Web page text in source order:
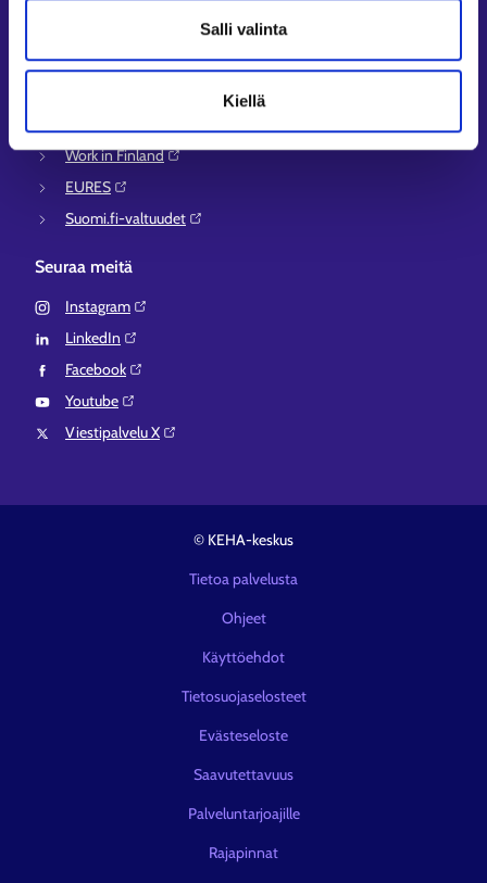
Salli valinta
Kiellä
Työ- ja elinkeinoministeriö⁠
Aluehallinnon asiointipalvelu⁠
Work in Finland⁠
EURES⁠
Suomi.fi-valtuudet⁠
Seuraa meitä
Instagram⁠
LinkedIn⁠
Facebook⁠
Youtube⁠
Viestipalvelu X⁠
© KEHA-keskus
Tietoa palvelusta
Ohjeet
Käyttöehdot
Tietosuojaselosteet
Evästeseloste
Saavutettavuus
Palveluntarjoajille
Rajapinnat